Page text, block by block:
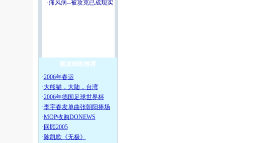
频道精彩推荐
·2006年春运
·大熊猫，大陆，台湾
·2006年德国足球世界杯
·李宇春发单曲张朝阳捧场
·MOP收购DONEWS
· 回顾2005
·陈凯歌《无极》